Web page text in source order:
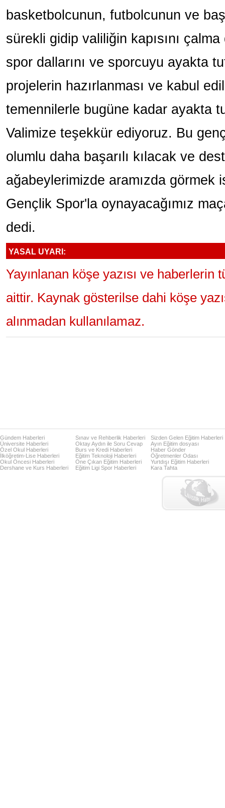
basketbolcunun, futbolcunun ve
sürekli gidip valiliğin kapısını
spor dallarını ve sporcuyu ayakta
projelerin hazırlanması ve kabul
temennilerle bugüne kadar ayakta
Valimize teşekkür ediyoruz. Bu
olumlu daha başarılı kılacak ve
ağabeylerimizde aramızda görmek
Gençlik Spor'la oynayacağımız
dedi.
YASAL UYARI:
Yayınlanan köşe yazısı ve haberlerin
aittir. Kaynak gösterilse dahi köşe
alınmadan kullanılamaz.
Gündem Haberleri
Üniversite Haberleri
Özel Okul Haberleri
İlköğretim-Lise Haberleri
Okul Öncesi Haberleri
Dershane ve Kurs Haberleri
Sınav ve Rehberlik Haberleri
Oktay Aydın ile Soru Cevap
Burs ve Kredi Haberleri
Eğitim Teknoloji Haberleri
Öne Çıkan Eğitim Haberleri
Eğitim Ligi Spor Haberleri
Sizden Gelen Eğitim Haberleri
Ayın Eğitim dosyası
Haber Gönder
Öğretmenler Odası
Yurtdışı Eğitim Haberleri
Kara Tahta